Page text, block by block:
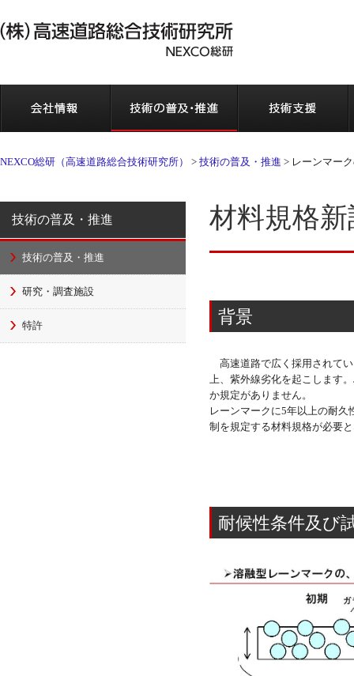
NEXCO総研（高速道路総合技術研究所） > 技術の普及・推進 > レーンマー
材料規格
背景
高速道路で広く採用されて
上、紫外線劣化を起こします
か規定がありません。
レーンマークに5年以上の耐
制を規定する材料規格が必要
耐候性条件及び
技術の普及・推進
技術の普及・推進
研究・調査施設
特許